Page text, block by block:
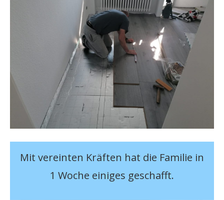
Mit vereinten Kräften hat die Familie in
1 Woche einiges geschafft.